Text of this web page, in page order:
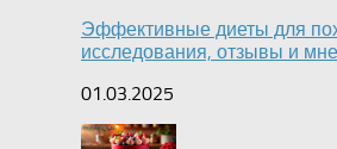
Эффективные диеты для
исследования, отзывы и
01.03.2025